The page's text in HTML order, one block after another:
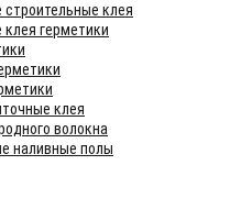
клея
герметики
клея
волокна
наливные полы